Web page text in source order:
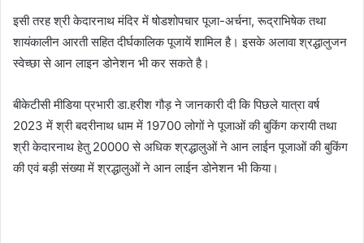
इसी तरह श्री केदारनाथ मंदिर में षोडशोपचार पूजा-अर्चना, रूद्राभिषेक तथा
शायंकालीन आरती सहित दीर्घकालिक पूजायें शामिल है। इसके अलावा श्रद्धालुजन
स्वेच्छा से आन लाइन डोनेशन भी कर सकते है।
बीकेटीसी मीडिया प्रभारी डा.हरीश गौड़ ने जानकारी दी कि पिछले यात्रा वर्ष
2023 में श्री बदरीनाथ धाम में 19700 लोगों ने पूजाओं की बुकिंग करायी तथा
श्री केदारनाथ हेतु 20000 से अधिक श्रद्धालुओं ने आन लाईन पूजाओं की बुकिंग
की एवं बड़ी संख्या में श्रद्धालुओं ने आन लाईन डोनेशन भी किया।